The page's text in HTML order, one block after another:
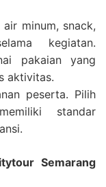
minum, snack,
kegiatan.
pakaian yang
aktivitas.
peserta. Pilih
standar
Semarang